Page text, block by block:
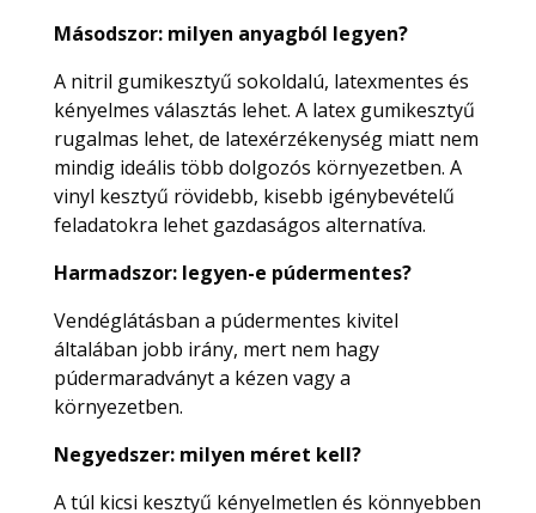
Másodszor: milyen anyagból legyen?
A nitril gumikesztyű sokoldalú, latexmentes és
kényelmes választás lehet. A latex gumikesztyű
rugalmas lehet, de latexérzékenység miatt nem
mindig ideális több dolgozós környezetben. A
vinyl kesztyű rövidebb, kisebb igénybevételű
feladatokra lehet gazdaságos alternatíva.
Harmadszor: legyen-e púdermentes?
Vendéglátásban a púdermentes kivitel
általában jobb irány, mert nem hagy
púdermaradványt a kézen vagy a
környezetben.
Negyedszer: milyen méret kell?
A túl kicsi kesztyű kényelmetlen és könnyebben